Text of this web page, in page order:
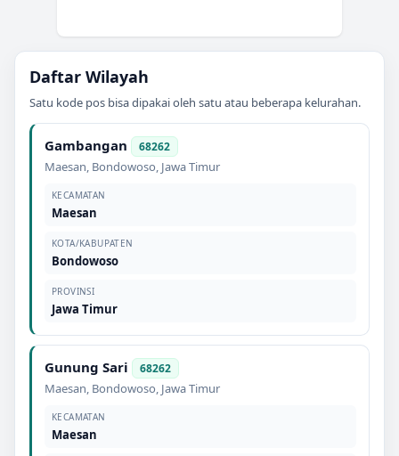
Daftar Wilayah
Satu kode pos bisa dipakai oleh satu atau beberapa kelurahan.
Gambangan 68262
Maesan, Bondowoso, Jawa Timur
KECAMATAN
Maesan
KOTA/KABUPATEN
Bondowoso
PROVINSI
Jawa Timur
Gunung Sari 68262
Maesan, Bondowoso, Jawa Timur
KECAMATAN
Maesan